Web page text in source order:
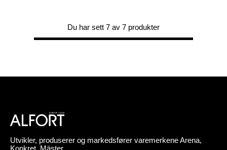
Du har sett 7 av 7 produkter
Utvikler, produserer og markedsfører varemerkene Arena,